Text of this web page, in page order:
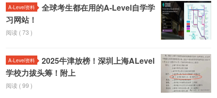
A-Level资料
全球考生都在用的A-Level自学学
习网站！
阅读 ( 73 )
A-Level资料
2025牛津放榜！深圳上海ALevel
学校力拔头筹！附上
阅读 ( 99 )